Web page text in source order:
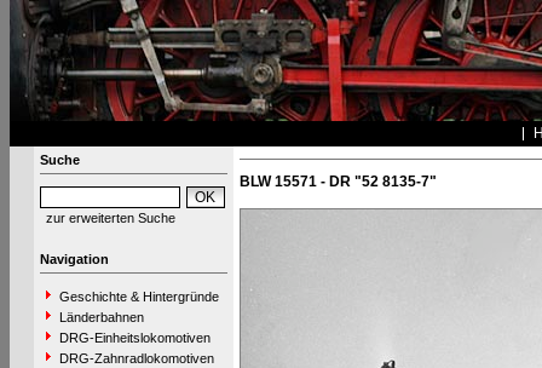
Suche
zur erweiterten Suche
Navigation
Geschichte & Hintergründe
Länderbahnen
DRG-Einheitslokomotiven
DRG-Zahnradlokomotiven
BLW 15571 - DR "52 8135-7"